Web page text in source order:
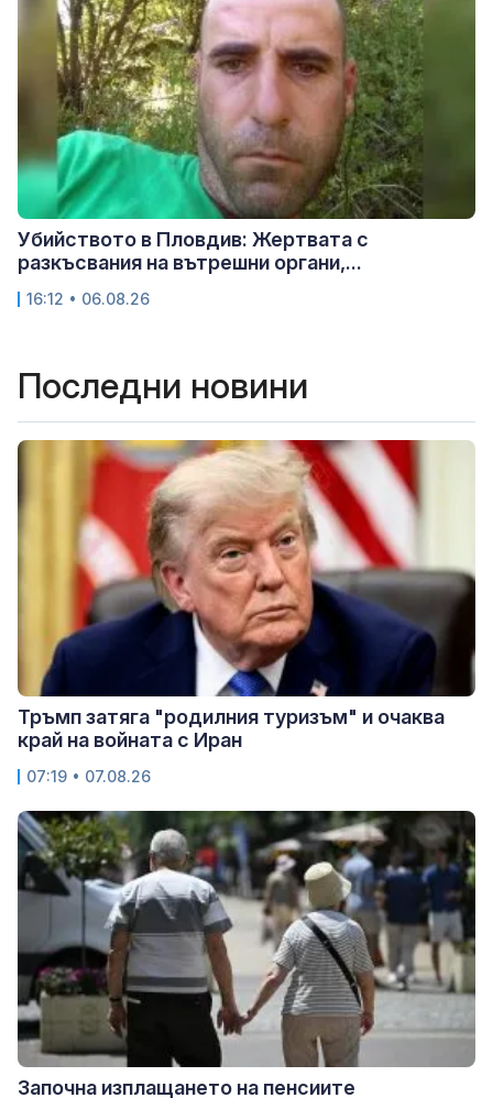
Убийството в Пловдив: Жертвата с
разкъсвания на вътрешни органи,...
16:12 • 06.08.26
Последни новини
Тръмп затяга "родилния туризъм" и очаква
край на войната с Иран
07:19 • 07.08.26
Започна изплащането на пенсиите